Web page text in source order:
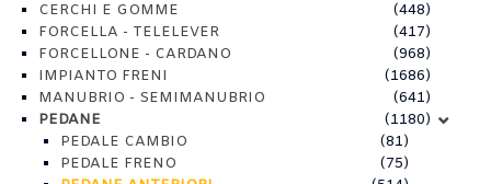
CERCHI E GOMME
(448)
FORCELLA - TELELEVER
(417)
FORCELLONE - CARDANO
(968)
IMPIANTO FRENI
(1686)
MANUBRIO - SEMIMANUBRIO
(641)
PEDANE
(1180)
PEDALE CAMBIO
(81)
PEDALE FRENO
(75)